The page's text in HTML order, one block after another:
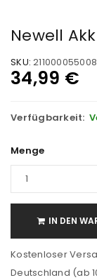
Newell
SKU:
34,99 €
Verfügbarkeit:
Menge
IN DEN
Kostenloser
Deutschland (ab